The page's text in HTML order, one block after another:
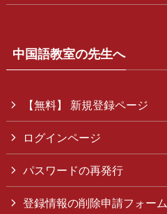
中国語教室の先生へ
【無料】 新規登録ページ
ログインページ
パスワードの再発行
登録情報の削除申請フォーム